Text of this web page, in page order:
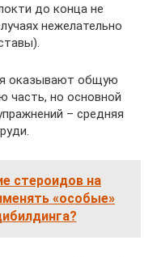
до конца не
нежелательно
оказывают общую
часть, но основной
– средняя
стероидов на
«особые»